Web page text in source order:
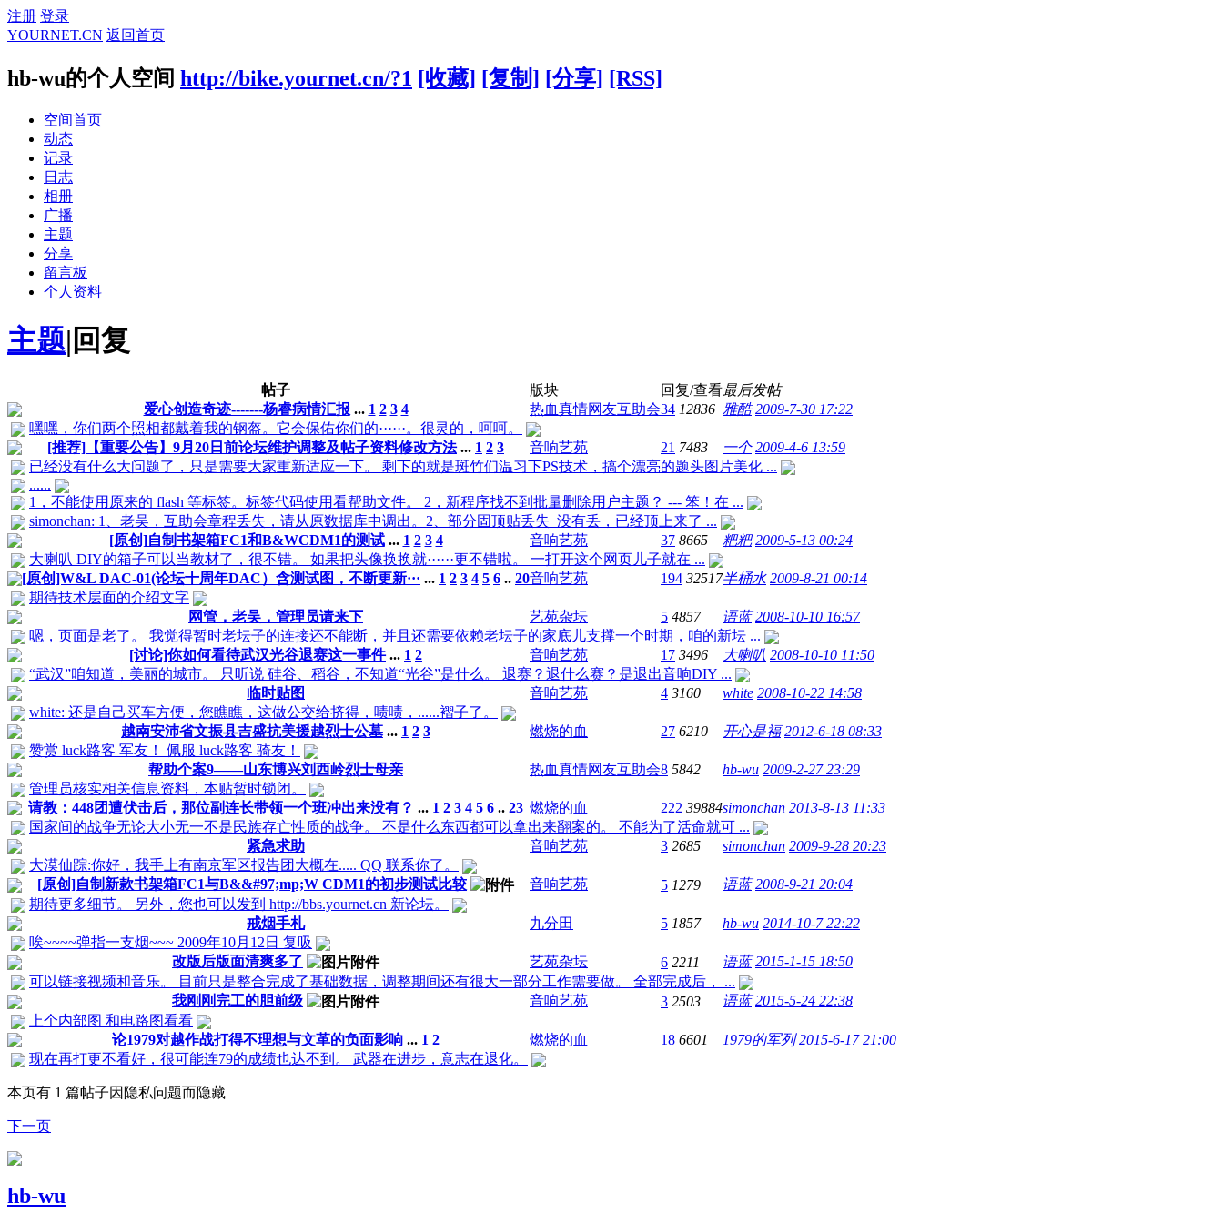
注册 登录
YOURNET.CN 返回首页
hb-wu的个人空间 http://bike.yournet.cn/?1 [收藏] [复制] [分享] [RSS]
空间首页
动态
记录
日志
相册
广播
主题
分享
留言板
个人资料
主题| 回复
帖子 版块 回复/查看最后发帖
爱心创造奇迹-------杨睿病情汇报 ... 1 2 3 4 热血真情网友互助会34 12836 雅酷 2009-7-30 17:22
嘿嘿，你们两个照相都戴着我的钢盔。它会保佑你们的······。很灵的，呵呵。
[推荐]【重要公告】9月20日前论坛维护调整及帖子资料修改方法 ... 1 2 3 音响艺苑 21 7483 一个 2009-4-6 13:59
已经没有什么大问题了，只是需要大家重新适应一下。 剩下的就是斑竹们温习下PS技术，搞个漂亮的题头图片美化 ...
......
1，不能使用原来的 flash 等标签。标签代码使用看帮助文件。 2，新程序找不到批量删除用户主题？ --- 笨！在 ...
simonchan: 1、老吴，互助会章程丢失，请从原数据库中调出。2、部分固顶贴丢失 没有丢，已经顶上来了 ...
[原创]自制书架箱FC1和B&WCDM1的测试 ... 1 2 3 4 音响艺苑 37 8665 粑粑 2009-5-13 00:24
大喇叭 DIY的箱子可以当教材了，很不错。 如果把头像换换就······更不错啦。 一打开这个网页儿子就在 ...
[原创]W&L DAC-01(论坛十周年DAC）含测试图，不断更新··· ... 1 2 3 4 5 6 .. 20音响艺苑 194 32517半桶水 2009-8-21 00:14
期待技术层面的介绍文字
网管，老吴，管理员请来下
艺苑杂坛 5 4857 语蓝 2008-10-10 16:57
嗯，页面是老了。 我觉得暂时老坛子的连接还不能断，并且还需要依赖老坛子的家底儿支撑一个时期，咱的新坛 ...
[讨论]你如何看待武汉光谷退赛这一事件 ... 1 2 音响艺苑 17 3496 大喇叭 2008-10-10 11:50
“武汉”咱知道，美丽的城市。 只听说 硅谷、稻谷，不知道“光谷”是什么。 退赛？退什么赛？是退出音响DIY ...
临时贴图
音响艺苑 4 3160 white 2008-10-22 14:58
white: 还是自己买车方便，您瞧瞧，这做公交给挤得，啧啧，......褶子了。
越南安沛省文振县吉盛抗美援越烈士公墓 ... 1 2 3 燃烧的血 27 6210 开心是福 2012-6-18 08:33
赞赏 luck路客 军友！ 佩服 luck路客 骑友！
帮助个案9——山东博兴刘西岭烈士母亲
热血真情网友互助会8 5842 hb-wu 2009-2-27 23:29
管理员核实相关信息资料，本贴暂时锁闭。
请教：448团遭伏击后，那位副连长带领一个班冲出来没有？ ... 1 2 3 4 5 6 .. 23 燃烧的血 222 39884simonchan 2013-8-13 11:33
国家间的战争无论大小无一不是民族存亡性质的战争。 不是什么东西都可以拿出来翻案的。 不能为了活命就可 ...
紧急求助
音响艺苑 3 2685 simonchan 2009-9-28 20:23
大漠仙踪:你好，我手上有南京军区报告团大概在..... QQ 联系你了。
[原创]自制新款书架箱FC1与B&&#97;mp;W CDM1的初步测试比较
音响艺苑 5 1279 语蓝 2008-9-21 20:04
期待更多细节。 另外，您也可以发到 http://bbs.yournet.cn 新论坛。
戒烟手札
九分田 5 1857 hb-wu 2014-10-7 22:22
唉~~~~弹指一支烟~~~ 2009年10月12日 复吸
改版后版面清爽多了
艺苑杂坛 6 2211 语蓝 2015-1-15 18:50
可以链接视频和音乐。 目前只是整合完成了基础数据，调整期间还有很大一部分工作需要做。 全部完成后， ...
我刚刚完工的胆前级
音响艺苑 3 2503 语蓝 2015-5-24 22:38
上个内部图 和电路图看看
论1979对越作战打得不理想与文革的负面影响 ... 1 2 燃烧的血 18 6601 1979的军列 2015-6-17 21:00
现在再打更不看好，很可能连79的成绩也达不到。 武器在进步，意志在退化。
本页有 1 篇帖子因隐私问题而隐藏
下一页
hb-wu